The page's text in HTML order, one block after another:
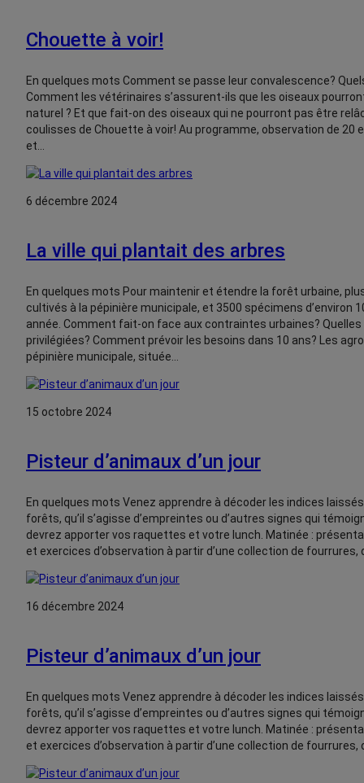
Chouette à voir!
En quelques mots Comment se passe leur convalescence?
Comment les vétérinaires s’assurent-ils que les oiseaux
naturel ? Et que fait-on des oiseaux qui ne pourront pas être
coulisses de Chouette à voir! Au programme, observation de 20
et…
6 décembre 2024
La ville qui plantait des arbres
En quelques mots Pour maintenir et étendre la forêt urbaine,
cultivés à la pépinière municipale, et 3500 spécimens d’environ
année. Comment fait-on face aux contraintes urbaines?
privilégiées? Comment prévoir les besoins dans 10 ans? Les
pépinière municipale, située…
15 octobre 2024
Pisteur d’animaux d’un jour
En quelques mots Venez apprendre à décoder les indices
forêts, qu’il s’agisse d’empreintes ou d’autres signes qui
devrez apporter vos raquettes et votre lunch. Matinée :
et exercices d’observation à partir d’une collection de
16 décembre 2024
Pisteur d’animaux d’un jour
En quelques mots Venez apprendre à décoder les indices
forêts, qu’il s’agisse d’empreintes ou d’autres signes qui
devrez apporter vos raquettes et votre lunch. Matinée :
et exercices d’observation à partir d’une collection de